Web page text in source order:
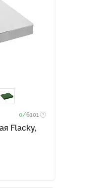
0/6101
Flacky,